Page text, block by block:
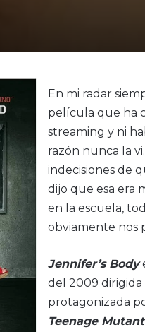
En mi radar
película que ha
streaming y ni
razón nunca la
indecisiones de
dijo que esa era
en la escuela,
obviamente nos
Jennifer’s Body
del 2009
protagonizada
Teenage